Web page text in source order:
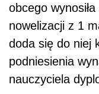
obcego
nowelizacji z 1
doda się do niej
podniesienia
nauczyciela